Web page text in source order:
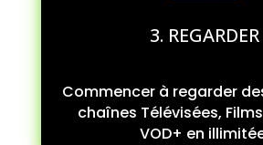
3. REGARDER
Commencer à regarder
chaînes Télévisées,
VOD+ en